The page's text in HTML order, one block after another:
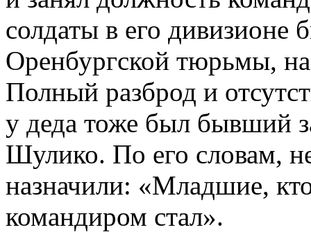
солдаты в его
Оренбургской тюрьмы,
Полный разброд и
у деда тоже был бывший
Шулико. По его словам,
назначили: «Младшие,
командиром стал».